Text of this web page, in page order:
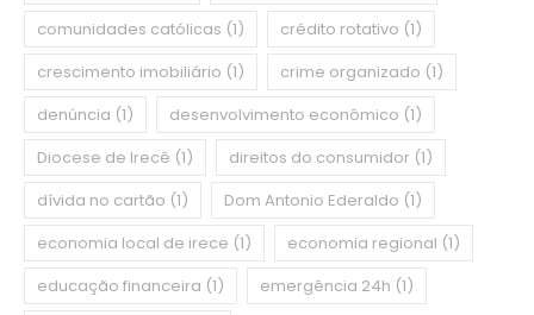
comunidades católicas (1) crédito rotativo (1)
crescimento imobiliário (1) crime organizado (1)
denúncia (1) desenvolvimento econômico (1)
Diocese de Irecê (1) direitos do consumidor (1)
dívida no cartão (1) Dom Antonio Ederaldo (1)
economia local de irece (1) economia regional (1)
educação financeira (1) emergência 24h (1)